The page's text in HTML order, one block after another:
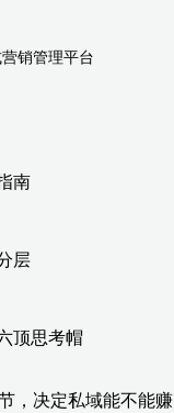
销管理平台
南
层
顶思考帽
，决定私域能不能赚